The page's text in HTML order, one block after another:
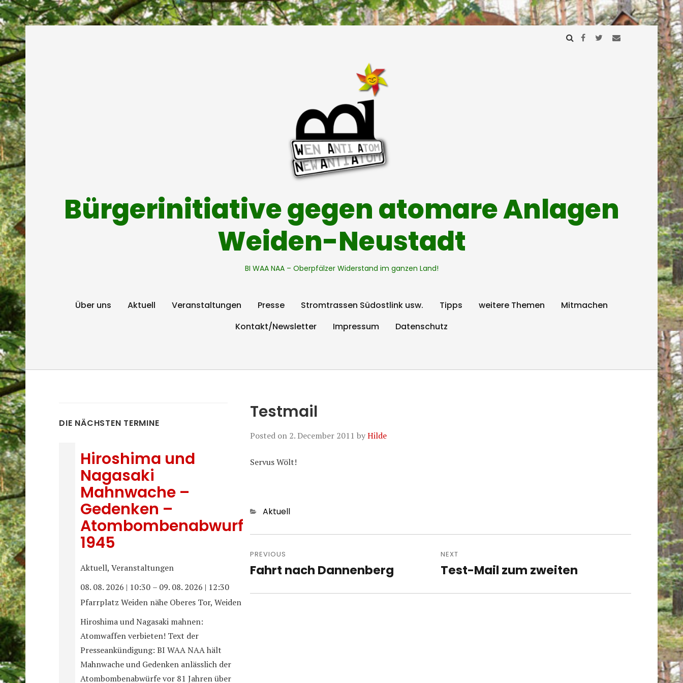
Bürgerinitiative gegen atomare Anlagen
Weiden-Neustadt
BI WAA NAA – Oberpfälzer Widerstand im ganzen Land!
Über uns Aktuell Veranstaltungen Presse Stromtrassen Südostlink usw. Tipps weitere Themen
Mitmachen
Kontakt/Newsletter
Impressum Datenschutz
Testmail
Posted on 2. December 2011 byHilde
Servus Wölt!
Categories
Aktuell
Post
navigation
PREVIOUS
Previous
Fahrt nach Dannenberg
NEXT
Next
Test-Mail zum zweiten
DIE NÄCHSTEN TERMINE
Hiroshima und
Nagasaki
Mahnwache –
Gedenken –
Atombombenabwurf
1945
Aktuell, Veranstaltungen
08. 08. 2026 | 10:30 – 09. 08. 2026 | 12:30
Pfarrplatz Weiden nähe Oberes Tor, Weiden
Hiroshima und Nagasaki mahnen:
Atomwaffen verbieten! Text der
Presseankündigung: BI WAA NAA hält
Mahnwache und Gedenken anlässlich der
Atombombenabwürfe vor 81 Jahren über